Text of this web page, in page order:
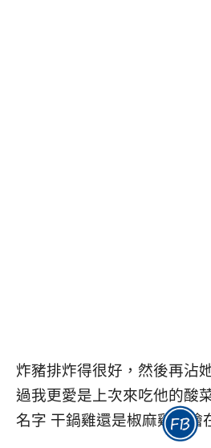
炸豬排炸得很好，然後再沾
過我更愛是上次來吃他的酸
名字 干鍋雞還是椒麻雞，燴